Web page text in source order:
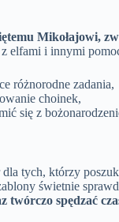
Mikołajowi,
elfami i innymi
różnorodne zadania,
choinek,
się z
tych, którzy
świetnie
twórczo spędzać